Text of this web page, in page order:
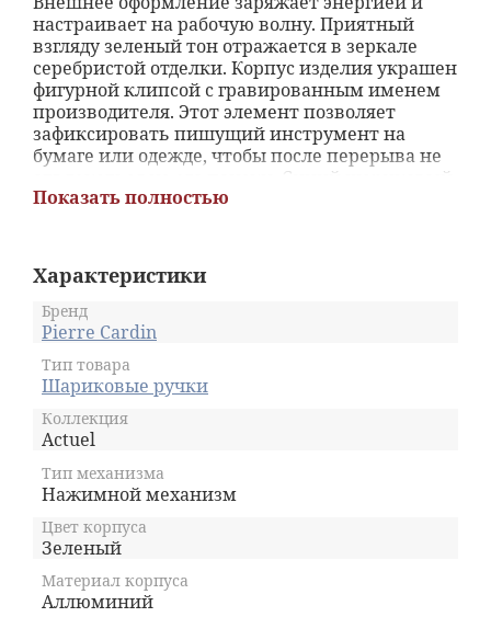
настраивает на рабочую волну. Приятный
взгляду зеленый тон отражается в зеркале
серебристой отделки. Корпус изделия украшен
фигурной клипсой с гравированным именем
производителя. Этот элемент позволяет
зафиксировать пишущий инструмент на
бумаге или одежде, чтобы после перерыва не
отвлекаться на его поиски. Синий шариковый
стержень готов написать 1 км аккуратных
нажатии ручка мгновенно включается в
работу. Аксессуар упакован в подарочную
коробку, заверен годовой гарантией. Станет
замечательным подарком энергичным,
кто выбирает движение, рост и деятельный
ритм.
Показать полностью
Характеристики
Бренд
Pierre Cardin
Тип товара
Шариковые ручки
Коллекция
Actuel
Тип механизма
Нажимной механизм
Цвет корпуса
Зеленый
Материал корпуса
Аллюминий